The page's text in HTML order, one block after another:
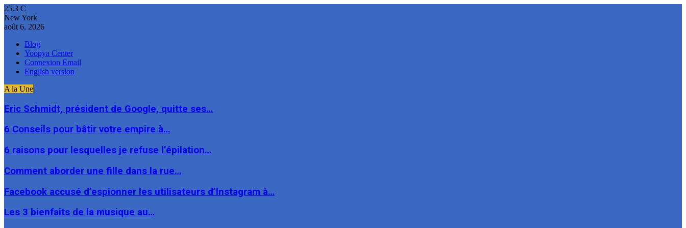
25.3 C
New York
août 6, 2026
Blog
Yoopya Center
Connexion Email
English version
A la Une
Eric Schmidt, président de Google, quitte ses…
6 Conseils pour bâtir votre empire à…
6 raisons pour lesquelles je refuse l’épilation…
Comment aborder une fille dans la rue…
Facebook accusé d’espionner les utilisateurs d’Instagram à…
Les 3 bienfaits de la musique au…